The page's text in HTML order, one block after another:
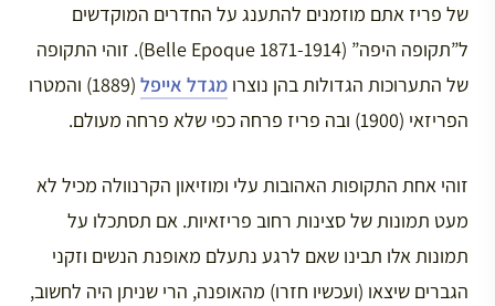
של פריז אתם מוזמנים להתענג על החדרים המוקדשים
ל”תקופה היפה” (1871-1914 Belle Epoque). זוהי התקופה
של התערוכות הגדולות בהן נוצרו מגדל אייפל
(1889) והמטרו
הפריזאי (1900) ובה פריז פרחה כפי שלא פרחה מעולם.
זוהי אחת התקופות האהובות עלי ומוזיאון הקרנוולה מכיל לא
מעט תמונות של סצינות רחוב פריזאיות. אם תסתכלו על
תמונות אלו תבינו שאם לרגע נתעלם מאופנת הנשים וזקני
הגברים שיצאו (ועכשיו חזרו) מהאופנה, הרי שניתן היה לחשוב,